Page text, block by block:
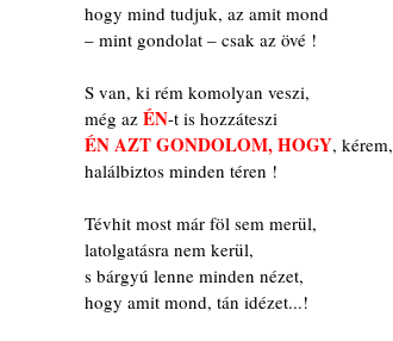
hogy mind tudjuk, az amit mond
– mint gondolat – csak az övé !
S van, ki rém komolyan veszi,
még az ÉN-t is hozzáteszi
ÉN AZT GONDOLOM, HOGY, kérem,
halálbiztos minden téren !
Tévhit most már föl sem merül,
latolgatásra nem kerül,
s bárgyú lenne minden nézet,
hogy amit mond, tán idézet...!